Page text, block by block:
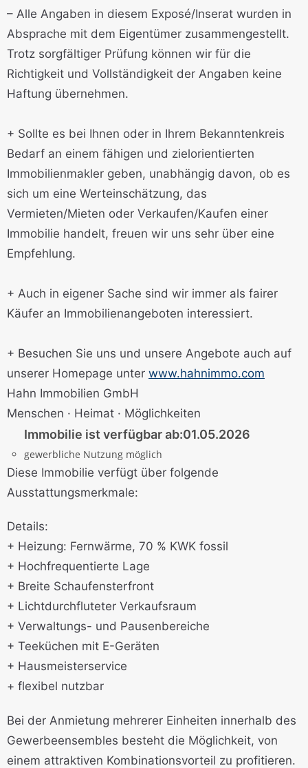
– Alle Angaben in diesem Exposé/Inserat wurden in
Absprache mit dem Eigentümer zusammengestellt.
Trotz sorgfältiger Prüfung können wir für die
Richtigkeit und Vollständigkeit der Angaben keine
Haftung übernehmen.
+ Sollte es bei Ihnen oder in Ihrem Bekanntenkreis
Bedarf an einem fähigen und zielorientierten
Immobilienmakler geben, unabhängig davon, ob es
sich um eine Werteinschätzung, das
Vermieten/Mieten oder Verkaufen/Kaufen einer
Immobilie handelt, freuen wir uns sehr über eine
Empfehlung.
+ Auch in eigener Sache sind wir immer als fairer
Käufer an Immobilienangeboten interessiert.
+ Besuchen Sie uns und unsere Angebote auch auf
unserer Homepage unter www.hahnimmo.com
Hahn Immobilien GmbH
Menschen · Heimat · Möglichkeiten
Immobilie ist verfügbar ab:01.05.2026
gewerbliche Nutzung möglich
Diese Immobilie verfügt über folgende
Ausstattungsmerkmale:
Details:
+ Heizung: Fernwärme, 70 % KWK fossil
+ Hochfrequentierte Lage
+ Breite Schaufensterfront
+ Lichtdurchfluteter Verkaufsraum
+ Verwaltungs- und Pausenbereiche
+ Teeküchen mit E-Geräten
+ Hausmeisterservice
+ flexibel nutzbar
Bei der Anmietung mehrerer Einheiten innerhalb des
Gewerbeensembles besteht die Möglichkeit, von
einem attraktiven Kombinationsvorteil zu profitieren.